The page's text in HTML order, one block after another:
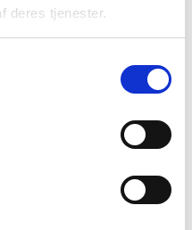
deres tjenester.
vil udgå. Man
graden af
forskellige måder,
danske